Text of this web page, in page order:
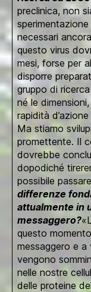
preclinica, non
sperimentazione
necessari
questo virus
mesi, forse per
disporre
gruppo di
né le
rapidità
Ma stiamo
promettente. Il
dovrebbe
dopodiché
possibile
differenze
attualmente in
messaggero?
questo
messaggero e
vengono
nelle nostre
delle proteine